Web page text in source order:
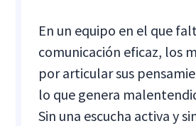
En un equipo en el que
comunicación eficaz, los
por articular sus
lo que genera
Sin una escucha activa y